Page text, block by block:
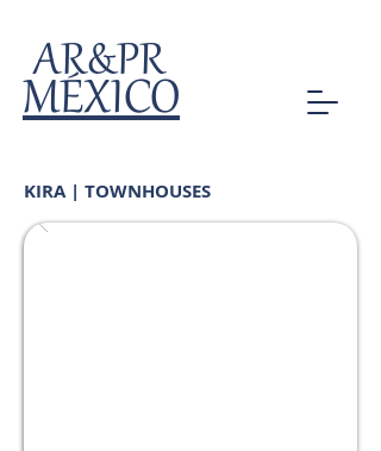
MÉXICO
AR&PR
KIRA | TOWNHOUSES